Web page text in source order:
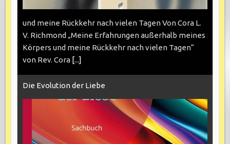
und meine Rückkehr nach vielen Tagen Von Cora L.
V. Richmond „Meine Erfahrungen außerhalb meines
Körpers und meine Rückkehr nach vielen Tagen“
von Rev. Cora [...]
Die Evolution der Liebe